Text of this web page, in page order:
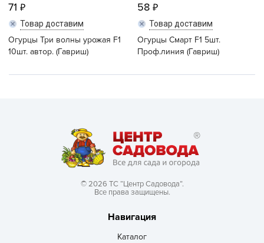
71
Товар доставим
Огурцы Три волны урожая F1
10шт. автор. (Гавриш)
58
Товар доставим
Огурцы Смарт F1 5шт.
Проф.линия (Гавриш)
© 2026 ТС “Центр Садовода”.
Все права защищены.
Навигация
Каталог